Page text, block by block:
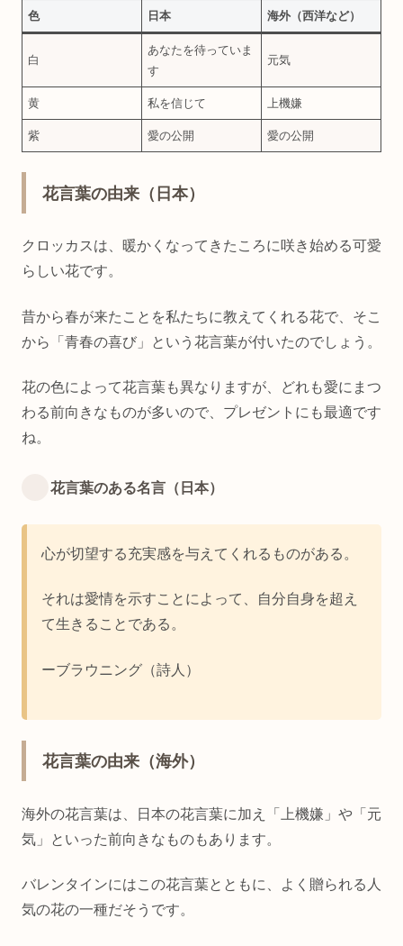
色 日本 海外（西洋など）
白
あなたを待っていま
す
元気
黄 私を信じて 上機嫌
紫 愛の公開 愛の公開
花言葉の由来（日本）
クロッカスは、暖かくなってきたころに咲き始める可愛
らしい花です。
昔から春が来たことを私たちに教えてくれる花で、そこ
から「青春の喜び」という花言葉が付いたのでしょう。
花の色によって花言葉も異なりますが、どれも愛にまつ
わる前向きなものが多いので、プレゼントにも最適です
ね。
花言葉のある名言（日本）
心が切望する充実感を与えてくれるものがある。
それは愛情を示すことによって、自分自身を超え
て生きることである。
ーブラウニング（詩人）
花言葉の由来（海外）
海外の花言葉は、日本の花言葉に加え「上機嫌」や「元
気」といった前向きなものもあります。
バレンタインにはこの花言葉とともに、よく贈られる人
気の花の一種だそうです。